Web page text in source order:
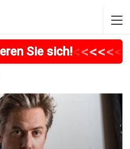
>>>>>>
Sie sich!<<<<<<